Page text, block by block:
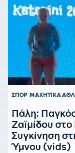
ΣΠΟΡ ΜΑΧΗΤΙΚΑ
Πάλη:
Ζαϊμίδου
Συγκίνηση
Ύμνου (vids)